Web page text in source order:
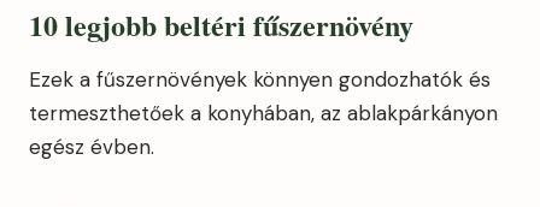
10 legjobb beltéri fűszernövény
Ezek a fűszernövények könnyen gondozhatók és
termeszthetőek a konyhában, az ablakpárkányon
egész évben.